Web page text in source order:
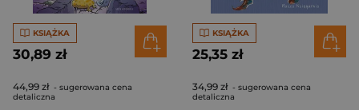
KSIĄŻKA
30,89 zł
44,99 zł - sugerowana cena
detaliczna
KSIĄŻKA
25,35 zł
34,99 zł - sugerowana cena
detaliczna